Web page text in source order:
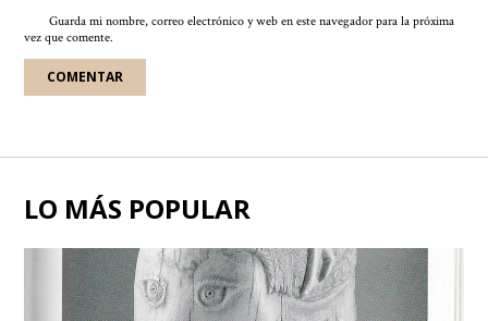
Guarda mi nombre, correo electrónico y web en este navegador para la próxima
vez que comente.
LO MÁS POPULAR